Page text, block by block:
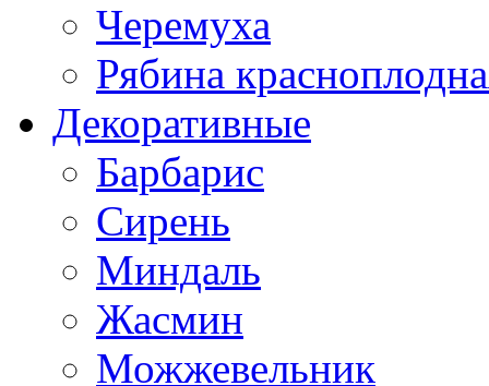
Черемуха
Рябина
Декоративные
Барбарис
Сирень
Миндаль
Жасмин
Можжевельник